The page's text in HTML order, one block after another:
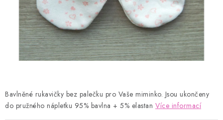
Kontakty Proč AMÁLKA?
Doprava a platba
Tabulka velikostí
Postup pro vrácení a výměnu
Velkoobchod
Obchodní podmínky
Podmínky ochrany osobních údajů
Blog
Bavlněné rukavičky bez palečku pro Vaše miminko. Jsou ukončeny
do pružného nápletku 95% bavlna + 5% elastan Více informací